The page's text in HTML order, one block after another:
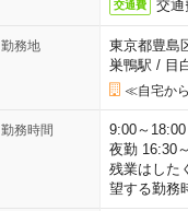
交通費 交通
勤務地
東京都豊島
巣鴨駅 / 目
≪自宅か
勤務時間
9:00～
夜勤 16:30
残業はした
望する勤務